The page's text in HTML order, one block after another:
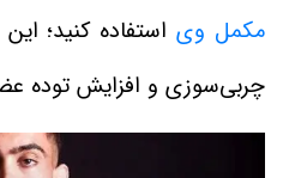
مکمل ویاستفاده کنید؛
چربی‌سوزی و افزایش توده